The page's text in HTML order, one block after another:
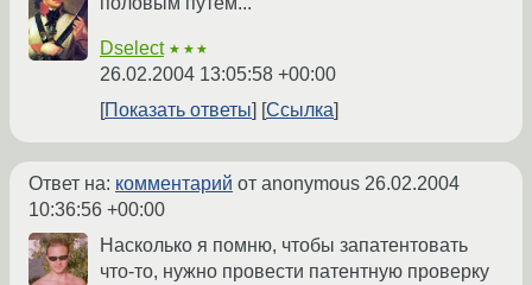
Dselect ★★★
26.02.2004 13:05:58 +00:00
Показать ответы
Ссылка
Ответ на: комментарий от anonymous 26.02.2004
10:36:56 +00:00
Насколько я помню, чтобы запатентовать
что-то, нужно провести патентную проверку